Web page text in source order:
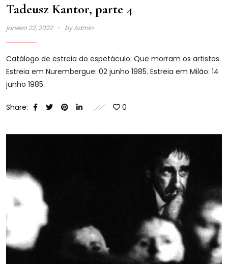
Tadeusz Kantor, parte 4
janeiro 22, 2022 byAdmin
Catálogo de estreia do espetáculo: Que morram os artistas.
Estreia em Nurembergue: 02 junho 1985. Estreia em Milão: 14
junho 1985.
Share: 0